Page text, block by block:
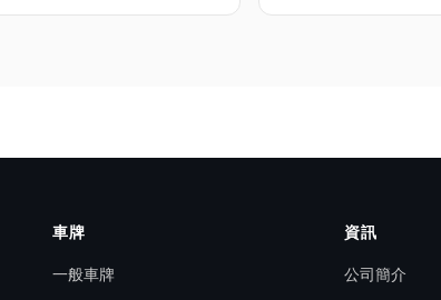
車牌
一般車牌
資訊
公司簡介